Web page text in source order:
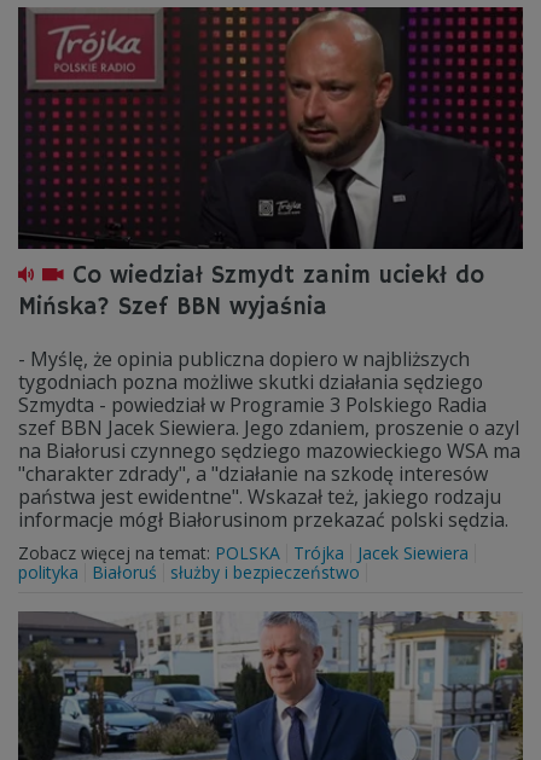
Co wiedział Szmydt zanim uciekł do
Mińska? Szef BBN wyjaśnia
- Myślę, że opinia publiczna dopiero w najbliższych
tygodniach pozna możliwe skutki działania sędziego
Szmydta - powiedział w Programie 3 Polskiego Radia
szef BBN Jacek Siewiera. Jego zdaniem, proszenie o azyl
na Białorusi czynnego sędziego mazowieckiego WSA ma
"charakter zdrady", a "działanie na szkodę interesów
państwa jest ewidentne". Wskazał też, jakiego rodzaju
informacje mógł Białorusinom przekazać polski sędzia.
Zobacz więcej na temat: POLSKA Trójka
Jacek Siewiera
polityka
Białoruś służby i bezpieczeństwo